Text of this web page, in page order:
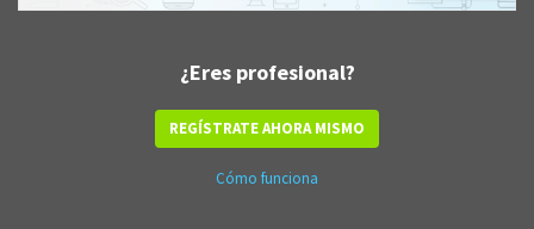
¿Eres profesional?
REGÍSTRATE AHORA MISMO
Cómo funciona